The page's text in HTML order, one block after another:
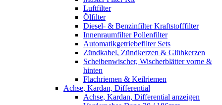
Luftfilter
Ölfilter
Diesel- & Benzinfilter Kraftstofffilter
Innenraumfilter Pollenfilter
Automatikgetriebefilter Sets
Zündkabel, Zündkerzen & Glühkerzen
Scheibenwischer, Wischerblätter vorne &
hinten
Flachriemen & Keilriemen
Achse, Kardan, Differential
Achse, Kardan, Differential anzeigen